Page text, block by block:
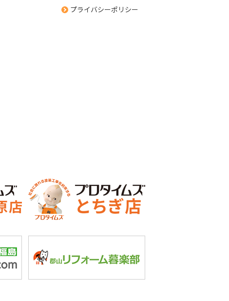
プライバシーポリシー